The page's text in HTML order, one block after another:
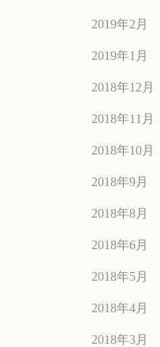
2019年2月
2019年1月
2018年12月
2018年11月
2018年10月
2018年9月
2018年8月
2018年6月
2018年5月
2018年4月
2018年3月